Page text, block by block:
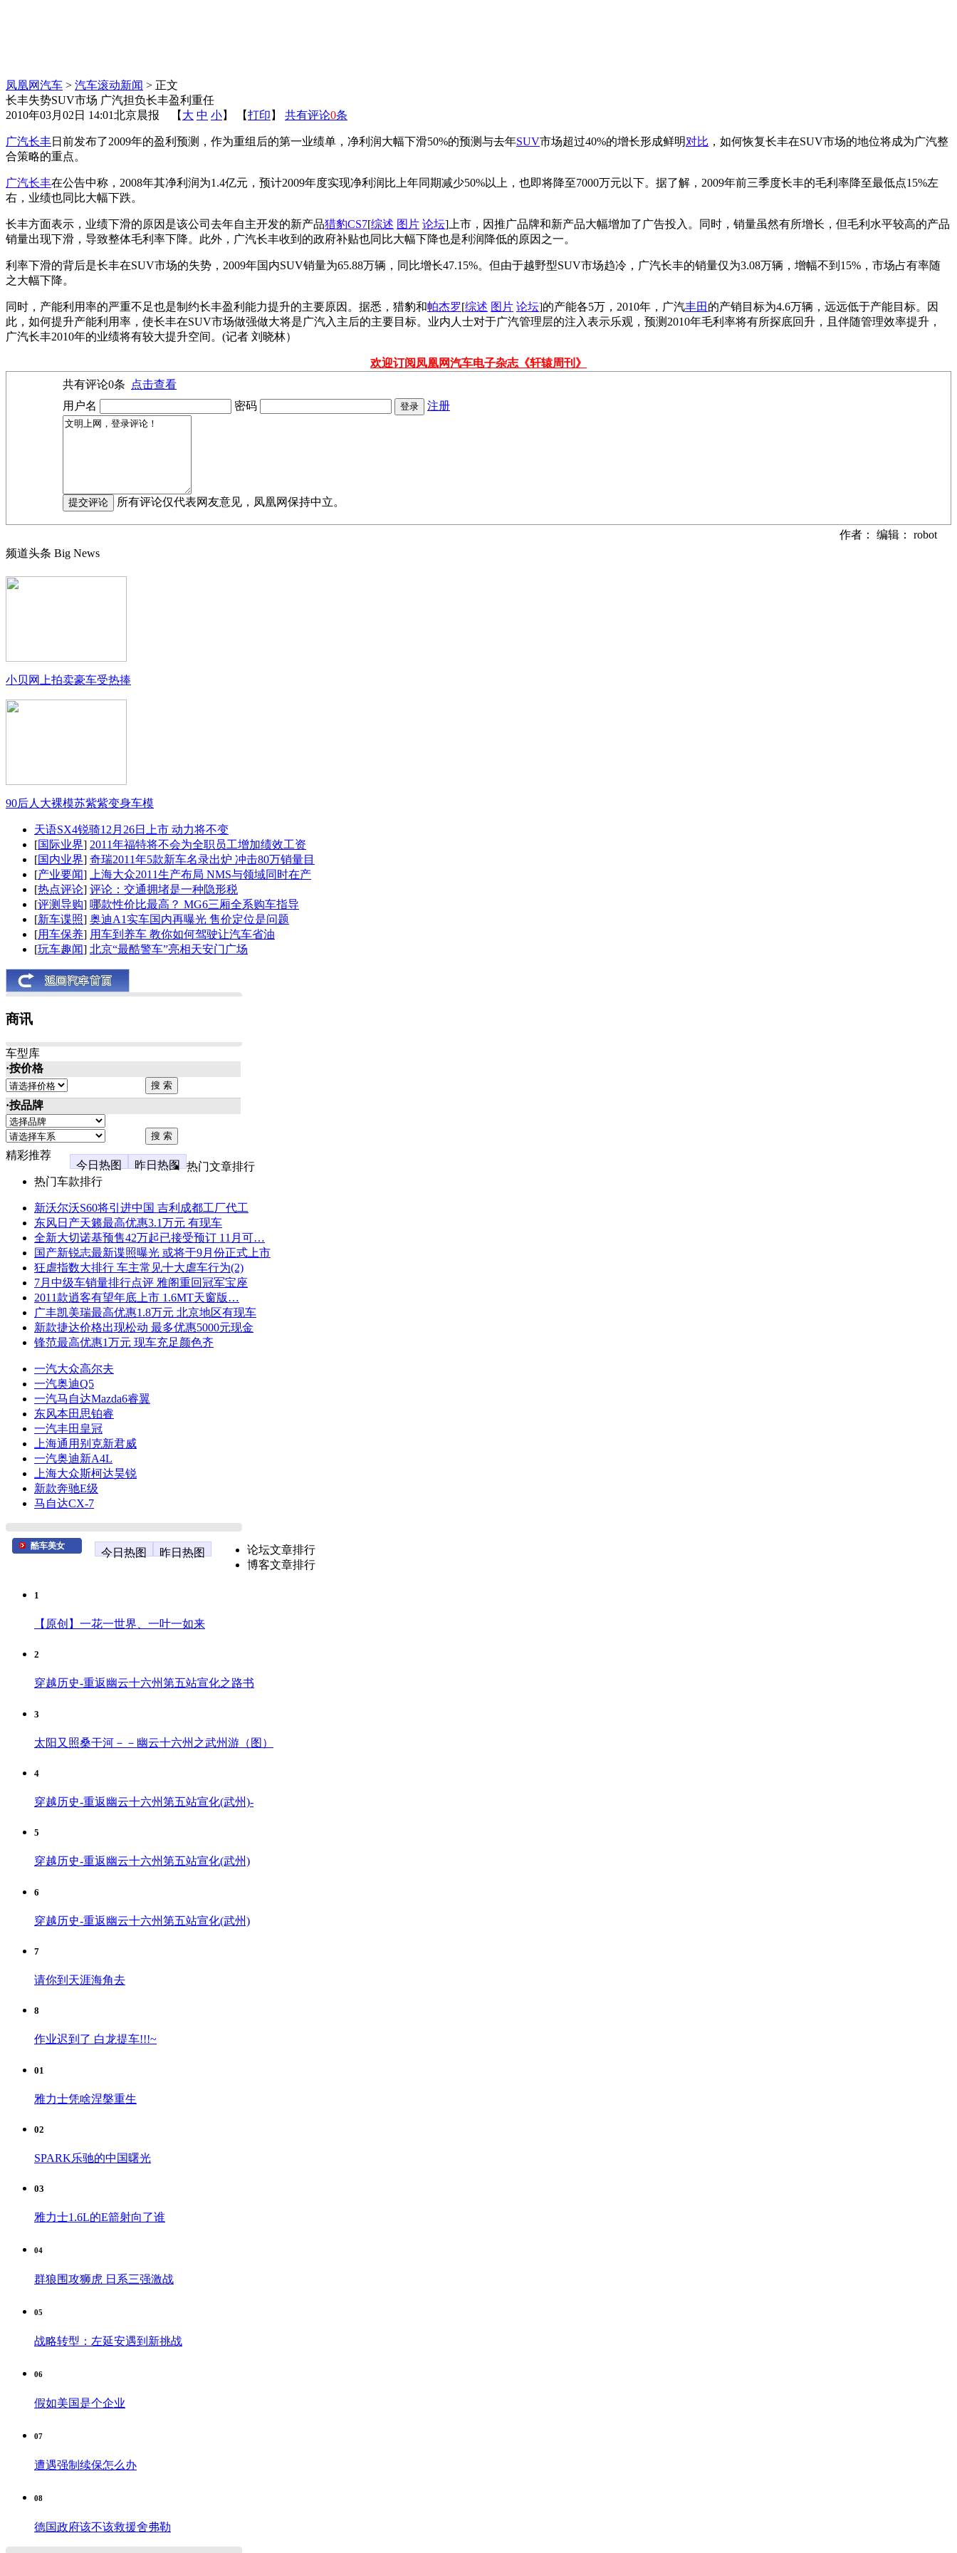
凤凰网汽车 > 汽车滚动新闻 > 正文
长丰失势SUV市场 广汽担负长丰盈利重任
2010年03月02日 14:01北京晨报 【 大 中 小】 【打印 】 共有评论0条
广汽长丰日前发布了2009年的盈利预测，作为重组后的第一业绩单，净利润大幅下滑50%的预测与去年SUV市场超过40%的增长形成鲜明对比 ，如何恢复长丰在SUV市场的地位将成为广汽整
合策略的重点。
广汽长丰在公告中称，2008年其净利润为1.4亿元，预计2009年度实现净利润比上年同期减少50%以上，也即将降至7000万元以下。据了解，2009年前三季度长丰的毛利率降至最低点15%左
右，业绩也同比大幅下跌。
长丰方面表示，业绩下滑的原因是该公司去年自主开发的新产品猎豹CS7[综述 图片 论坛]上市，因推广品牌和新产品大幅增加了广告投入。同时，销量虽然有所增长，但毛利水平较高的产品
销量出现下滑，导致整体毛利率下降。此外，广汽长丰收到的政府补贴也同比大幅下降也是利润降低的原因之一。
利率下滑的背后是长丰在SUV市场的失势，2009年国内SUV销量为65.88万辆，同比增长47.15%。但由于越野型SUV市场趋冷，广汽长丰的销量仅为3.08万辆，增幅不到15%，市场占有率随
之大幅下降。
同时，产能利用率的严重不足也是制约长丰盈利能力提升的主要原因。据悉，猎豹和帕杰罗[综述 图片 论坛]的产能各5万，2010年，广汽丰田 的产销目标为4.6万辆，远远低于产能目标。因
此，如何提升产能利用率，使长丰在SUV市场做强做大将是广汽入主后的主要目标。业内人士对于广汽管理层的注入表示乐观，预测2010年毛利率将有所探底回升，且伴随管理效率提升，
广汽长丰2010年的业绩将有较大提升空间。(记者 刘晓林）
欢迎订阅凤凰网汽车电子杂志《轩辕周刊》
共有评论0条
点击查看
用户名
密码 注册
所有评论仅代表网友意见，凤凰网保持中立。
作者： 编辑： robot
频道头条 Big News
小贝网上拍卖豪车受热捧
90后人大裸模苏紫紫变身车模
天语SX4锐骑12月26日上市 动力将不变
[国际业界] 2011年福特将不会为全职员工增加绩效工资
[国内业界] 奇瑞2011年5款新车名录出炉 冲击80万销量目
[产业要闻]
上海大众2011生产布局 NMS与领域同时在产
[热点评论] 评论：交通拥堵是一种隐形税
[评测导购] 哪款性价比最高？ MG6三厢全系购车指导
[新车谍照] 奥迪A1实车国内再曝光 售价定位是问题
[用车保养] 用车到养车 教你如何驾驶让汽车省油
[玩车趣闻] 北京“最酷警车”亮相天安门广场
商讯
车型库
·按价格
·按品牌
精彩推荐
今日热图
昨日热图
热门文章排行
热门车款排行
新沃尔沃S60将引进中国 吉利成都工厂代工
东风日产天籁最高优惠3.1万元 有现车
全新大切诺基预售42万起已接受预订 11月可…
国产新锐志最新谍照曝光 或将于9月份正式上市
狂虐指数大排行 车主常见十大虐车行为(2)
7月中级车销量排行点评 雅阁重回冠军宝座
2011款逍客有望年底上市 1.6MT天窗版…
广丰凯美瑞最高优惠1.8万元 北京地区有现车
新款捷达价格出现松动 最多优惠5000元现金
锋范最高优惠1万元 现车充足颜色齐
一汽大众高尔夫
一汽奥迪Q5
一汽马自达Mazda6睿翼
东风本田思铂睿
一汽丰田皇冠
上海通用别克新君威
一汽奥迪新A4L
上海大众斯柯达昊锐
新款奔驰E级
马自达CX-7
酷车美女
今日热图 昨日热图
论坛文章排行
博客文章排行
1
【原创】一花一世界、一叶一如来
2
穿越历史-重返幽云十六州第五站宣化之路书
3
太阳又照桑干河－－幽云十六州之武州游（图）
4
穿越历史-重返幽云十六州第五站宣化(武州)-
5
穿越历史-重返幽云十六州第五站宣化(武州)
6
穿越历史-重返幽云十六州第五站宣化(武州)
7
请你到天涯海角去
8
作业迟到了 白龙提车!!!~
01
雅力士凭啥涅槃重生
02
SPARK乐驰的中国曙光
03
雅力士1.6L的E箭射向了谁
04
群狼围攻狮虎 日系三强激战
05
战略转型：左延安遇到新挑战
06
假如美国是个企业
07
遭遇强制续保怎么办
08
德国政府该不该救援舍弗勒